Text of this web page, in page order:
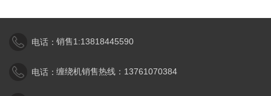
电话：销售1:13818445590
电话：缠绕机销售热线：13761070384